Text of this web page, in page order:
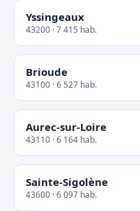
Yssingeaux
43200 · 7 415 hab.
Brioude
43100 · 6 527 hab.
Aurec-sur-Loire
43110 · 6 164 hab.
Sainte-Sigolène
43600 · 6 097 hab.